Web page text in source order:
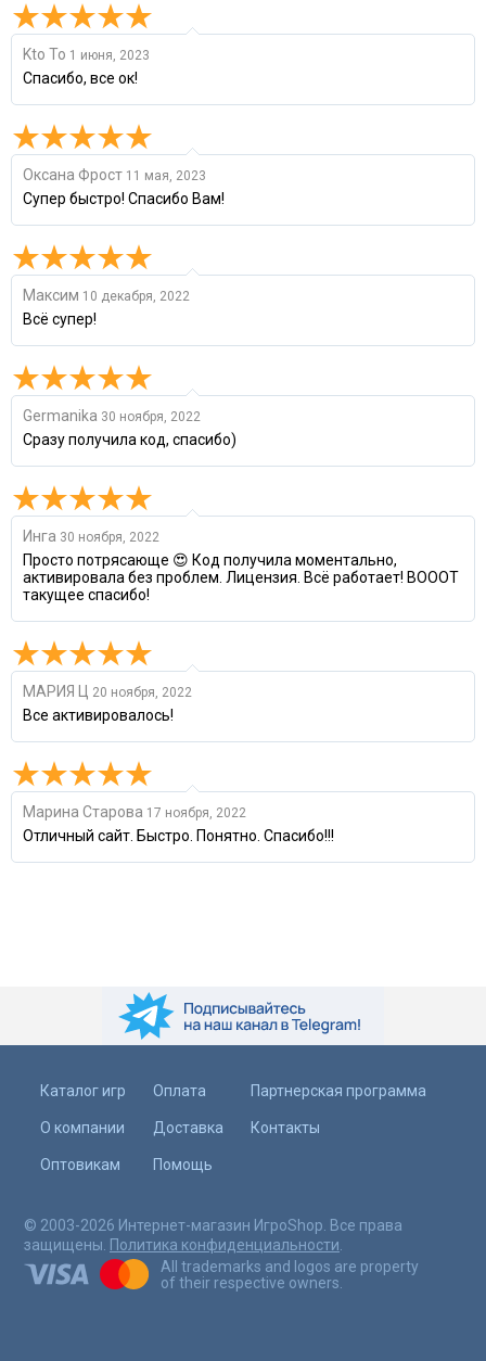
Kto To 1 июня, 2023
Спасибо, все ок!
Оксана Фрост 11 мая, 2023
Супер быстро! Спасибо Вам!
Максим 10 декабря, 2022
Всё супер!
Germanika 30 ноября, 2022
Сразу получила код, спасибо)
Инга 30 ноября, 2022
Просто потрясающе 😍 Код получила моментально,
активировала без проблем. Лицензия. Всё работает! ВОООТ
такущее спасибо!
МАРИЯ Ц 20 ноября, 2022
Все активировалось!
Марина Старова 17 ноября, 2022
Отличный сайт. Быстро. Понятно. Спасибо!!!
Каталог игр
О компании
Оптовикам
Оплата
Доставка
Помощь
Партнерская программа
Контакты
© 2003-2026 Интернет-магазин ИгроShop. Все права
защищены. Политика конфиденциальности
All trademarks and logos are property
of their respective owners.